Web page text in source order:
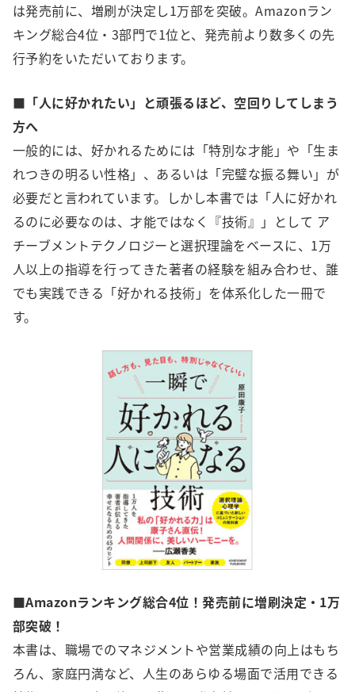
は発売前に、増刷が決定し1万部を突破。Amazonラン
キング総合4位・3部門で1位と、発売前より数多くの先
行予約をいただいております。
■「人に好かれたい」と頑張るほど、空回りしてしまう
方へ
一般的には、好かれるためには「特別な才能」や「生ま
れつきの明るい性格」、あるいは「完璧な振る舞い」が
必要だと言われています。しかし本書では「人に好かれ
るのに必要なのは、才能ではなく『技術』」として ア
チーブメントテクノロジーと選択理論をベースに、1万
人以上の指導を行ってきた著者の経験を組み合わせ、誰
でも実践できる「好かれる技術」を体系化した一冊で
す。
■Amazonランキング総合4位！発売前に増刷決定・1万
部突破！
本書は、職場でのマネジメントや営業成績の向上はもち
ろん、家庭円満など、人生のあらゆる場面で活用できる